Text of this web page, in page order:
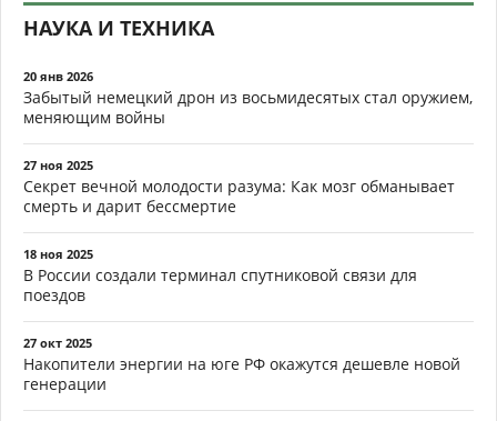
НАУКА И ТЕХНИКА
20 янв 2026
Забытый немецкий дрон из восьмидесятых стал оружием,
меняющим войны
27 ноя 2025
Секрет вечной молодости разума: Как мозг обманывает
смерть и дарит бессмертие
18 ноя 2025
В России создали терминал спутниковой связи для
поездов
27 окт 2025
Накопители энергии на юге РФ окажутся дешевле новой
генерации